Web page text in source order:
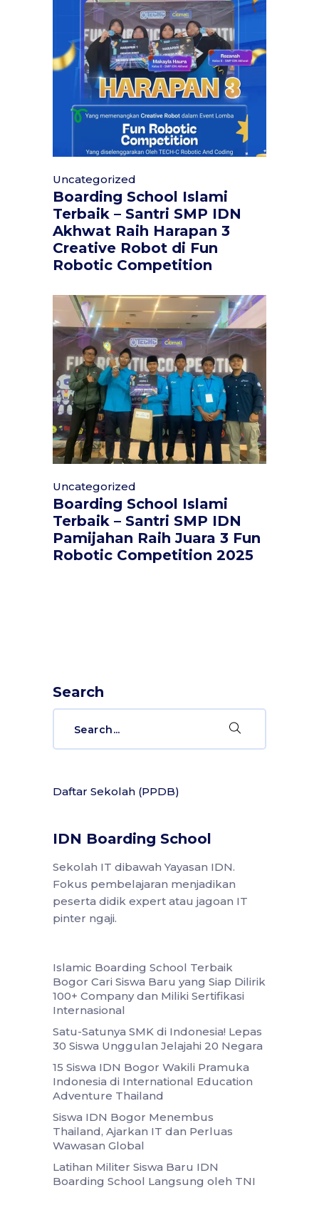
Uncategorized
Boarding School Islami
Terbaik – Santri SMP IDN
Akhwat Raih Harapan 3
Creative Robot di Fun
Robotic Competition
Uncategorized
Boarding School Islami
Terbaik – Santri SMP IDN
Pamijahan Raih Juara 3 Fun
Robotic Competition 2025
Search
Daftar Sekolah (PPDB)
IDN Boarding School
Sekolah IT dibawah Yayasan IDN.
Fokus pembelajaran menjadikan
peserta didik expert atau jagoan IT
pinter ngaji.
Islamic Boarding School Terbaik
Bogor Cari Siswa Baru yang Siap Dilirik
100+ Company dan Miliki Sertifikasi
Internasional
Satu-Satunya SMK di Indonesia! Lepas
30 Siswa Unggulan Jelajahi 20 Negara
15 Siswa IDN Bogor Wakili Pramuka
Indonesia di International Education
Adventure Thailand
Siswa IDN Bogor Menembus
Thailand, Ajarkan IT dan Perluas
Wawasan Global
Latihan Militer Siswa Baru IDN
Boarding School Langsung oleh TNI